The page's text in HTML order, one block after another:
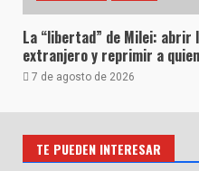
La “libertad” de Milei:
extranjero y reprimir a
7 de agosto de 2026
TE PUEDEN INTERESAR